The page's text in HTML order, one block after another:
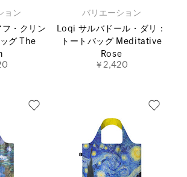
ョン
・クリン
グ The
バリエーション
Loqi サルバドール・ダリ：
トートバッグ Meditative
Rose
￥2,420